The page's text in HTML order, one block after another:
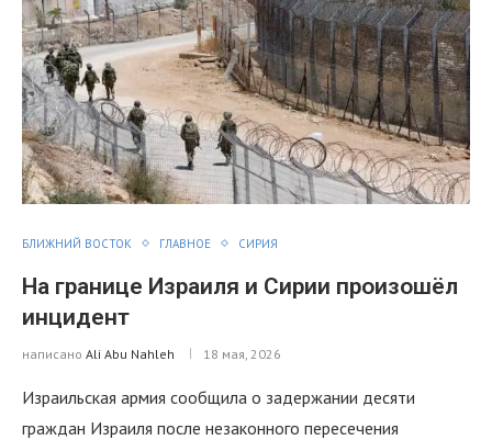
БЛИЖНИЙ ВОСТОК ГЛАВНОЕ СИРИЯ
На границе Израиля и Сирии произошёл
инцидент
написано Ali Abu Nahleh 18 мая, 2026
Израильская армия сообщила о задержании десяти
граждан Израиля после незаконного пересечения